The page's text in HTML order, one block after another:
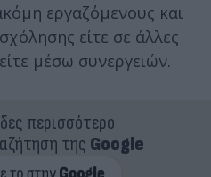
εργαζόμενους και
είτε σε άλλες
μέσω συνεργειών.
περισσότερο
της Google